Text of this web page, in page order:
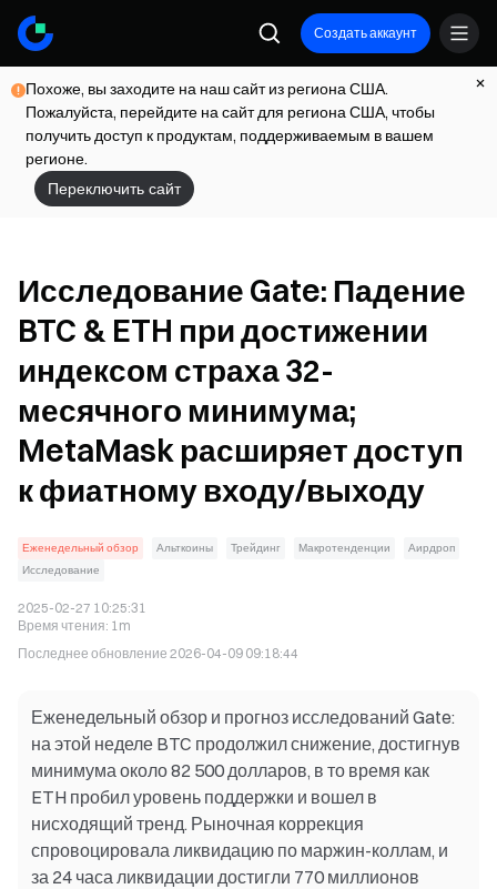
Создать аккаунт
Похоже, вы заходите на наш сайт из региона США.
Пожалуйста, перейдите на сайт для региона США, чтобы
получить доступ к продуктам, поддерживаемым в вашем
регионе.
Переключить сайт
Исследование Gate: Падение
BTC & ETH при достижении
индексом страха 32-
месячного минимума;
MetaMask расширяет доступ
к фиатному входу/выходу
Еженедельный обзор Альткоины Трейдинг Макротенденции
Аирдроп
Исследование
2025-02-27 10:25:31
Время чтения: 1m
Последнее обновление 2026-04-09 09:18:44
Еженедельный обзор и прогноз исследований Gate:
на этой неделе BTC продолжил снижение, достигнув
минимума около 82 500 долларов, в то время как
ETH пробил уровень поддержки и вошел в
нисходящий тренд. Рыночная коррекция
спровоцировала ликвидацию по маржин-коллам, и
за 24 часа ликвидации достигли 770 миллионов